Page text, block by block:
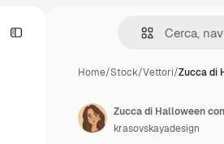
Home/Stock/Vettori/Zucca di
Zucca di Halloween
krasovskayadesign